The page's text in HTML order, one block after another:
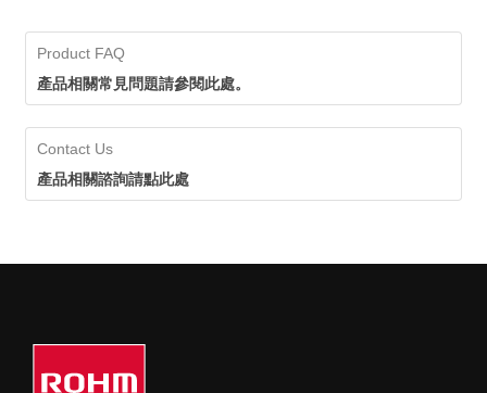
Product FAQ
產品相關常見問題請參閱此處。
Contact Us
產品相關諮詢請點此處